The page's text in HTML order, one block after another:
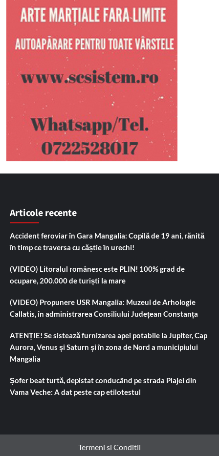
Articole recente
Accident feroviar în Gara Mangalia: Copilă de 19 ani, rănită
în timp ce traversa cu căștie în urechi!
(VIDEO) Litoralul românesc este PLIN! 100% grad de
ocupare, 200.000 de turiști la mare
(VIDEO) Propunere USR Mangalia: Muzeul de Arhologie
Callatis, în administrarea Consiliului Județean Constanța
ATENȚIE! Se sistează furnizarea apei potabile la Jupiter, Cap
Aurora, Venus și Saturn și în zona de Nord a municipiului
Mangalia
Șofer beat turtă, depistat conducând pe strada Plajei din
Vama Veche: A dat peste cap etilotestul
Termeni si Conditii